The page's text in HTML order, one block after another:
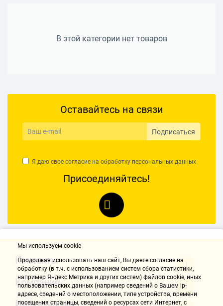
В этой категории нет товаров
Оставайтесь на связи
Подписаться
Я даю свое согласие на обработку персональных данных
Присоединяйтесь!
Контакты
Компания
Мы используем cookie
Продолжая использовать наш cайт, Вы даете согласие на
обработку (в т.ч. с использованием систем сбора статистики,
например Яндекс.Метрика и других систем) файлов cookie, иных
пользовательских данных (например сведений о Вашем ip-
адресе, сведений о местоположении, типе устройства, времени
посещения страницы, сведений о ресурсах сети Интернет, с